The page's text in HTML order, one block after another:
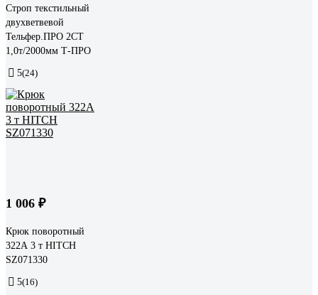
Строп текстильный
двухветвевой
Тельфер.ПРО 2СТ
1,0т/2000мм Т-ПРО
5(24)
1 006 ₽
Крюк поворотный
322А 3 т HITCH
SZ071330
5(16)